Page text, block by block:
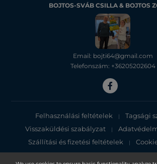
BOJTOS-SVÁB CSILLA & BOJTOS
Email: bojti64@gmail.com
Telefonszám: +36205202604
Felhasználási feltételek | Tagsági
Visszaküldési szabályzat |
Szállítási és fizetési feltételek |
Adatvédelmi tájékoztató